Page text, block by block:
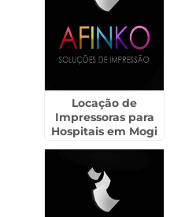
Locação de
Impressoras para
Hospitais em Mogi